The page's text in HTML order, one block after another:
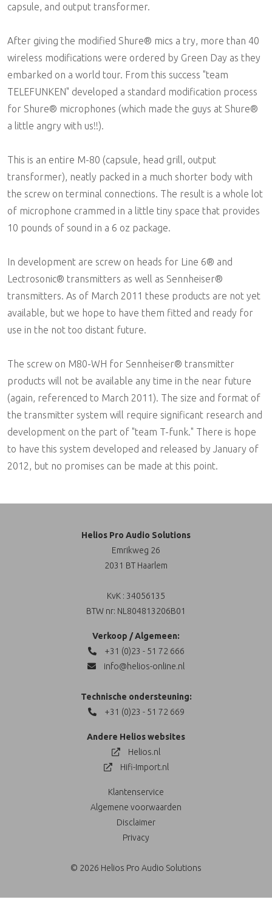
capsule, and output transformer.
After giving the modified Shure® mics a try, more than 40
wireless modifications were ordered by Green Day as they
embarked on a world tour. From this success "team
TELEFUNKEN" developed a standard modification process
for Shure® microphones (which made the guys at Shure®
a little angry with us!!).
This is an entire M-80 (capsule, head grill, output
transformer), neatly packed in a much shorter body with
the screw on terminal connections. The result is a whole lot
of microphone crammed in a little tiny space that provides
10 pounds of sound in a 6 oz package.
In development are screw on heads for Line 6® and
Lectrosonic® transmitters as well as Sennheiser®
transmitters. As of March 2011 these products are not yet
available, but we hope to have them fitted and ready for
use in the not too distant future.
The screw on M80-WH for Sennheiser® transmitter
products will not be available any time in the near future
(again, referenced to March 2011). The size and format of
the transmitter system will require significant research and
development on the part of "team T-funk." There is hope
to have this system developed and released by January of
2012, but no promises can be made at this point.
Helios Pro Audio Solutions
Emrikweg 26
2031 BT Haarlem
KvK : 34056135
BTW nr: NL804813206B01
Verkoop / Algemeen:
+31 (0)23 - 51 72 666
info@helios-online.nl
Technische ondersteuning:
+31 (0)23 - 51 72 669
Andere Helios websites
Helios.nl
Hifi-Import.nl
Klantenservice
Algemene voorwaarden
Disclaimer
Privacy
© 2026 Helios Pro Audio Solutions